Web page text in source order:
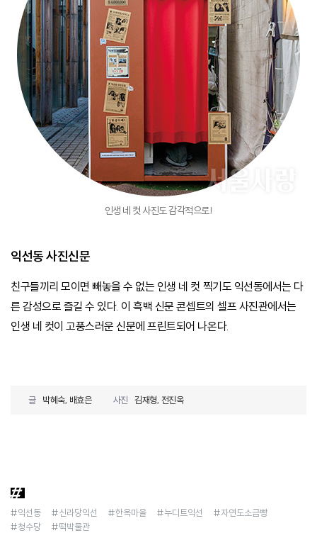
인생 네 컷 사진도 감각적으로!
익선동 사진신문
친구들끼리 모이면 빼놓을 수 없는 인생 네 컷 찍기도 익선동에서는 다
른 감성으로 즐길 수 있다. 이 흑백 신문 콘셉트의 셀프 사진관에서는
인생 네 컷이 고풍스러운 신문에 프린트되어 나온다.
글 박혜숙, 배효은 사진 김재형, 전진옥
#익선동 #신라당익선 #한옥마을 #누디트익선
#자연도소금빵
#청수당
#떡박물관